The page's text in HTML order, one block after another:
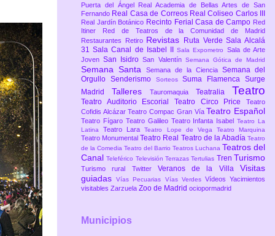
Puerta del Ángel
Real Academia de Bellas Artes de San
Fernando Real Casa de Correos Real Coliseo Carlos III
Real Jardín Botánico Recinto Ferial Casa de Campo Red
Itiner
Red de Teatros de la Comunidad de Madrid
Restaurantes
Retiro Revistas Ruta VerdeSala Alcalá
31Sala Canal de Isabel IISala Expometro Sala de Arte
JovenSan IsidroSan Valentín Semana Gótica de Madrid
Semana Santa Semana de la Ciencia Semana del
Orgullo Senderismo SorteosSuma FlamencaSurge
Madrid Talleres Tauromaquia Teatralia Teatro
Teatro Auditorio Escorial Teatro Circo Price Teatro
Cofidis AlcázarTeatro Compac Gran Vía Teatro Español
Teatro Fígaro Teatro Galileo Teatro Infanta IsabelTeatro La
Latina Teatro LaraTeatro Lope de Vega Teatro Marquina
Teatro Monumental Teatro Real Teatro de la Abadía Teatro
de la Comedia Teatro del Barrio Teatros Luchana Teatros del
CanalTeleférico TelevisiónTerrazasTertulias Tren Turismo
Turismo rural Twitter Veranos de la VillaVisitas
guiadasVías Pecuarias Vías Verdes VídeosYacimientos
visitables Zarzuela Zoo de Madrid ociopormadrid
Municipios